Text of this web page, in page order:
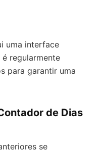
uma interface
regularmente
para garantir uma
de Dias
se